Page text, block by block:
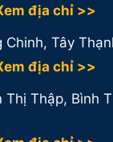
địa chỉ >>
Chinh, Tây
địa chỉ >>
Thị Thập, Bình